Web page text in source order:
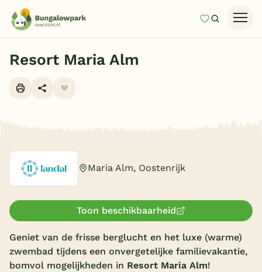
MijnZoeken
Last minutes
Onze vakantiegidsen
Subtropisch zwembad
Resort Maria Alm
Maria Alm, Oostenrijk
Toon beschikbaarheid
Geniet van de frisse berglucht en het luxe (warme)
zwembad tijdens een onvergetelijke familievakantie,
bomvol mogelijkheden in Resort Maria Alm!